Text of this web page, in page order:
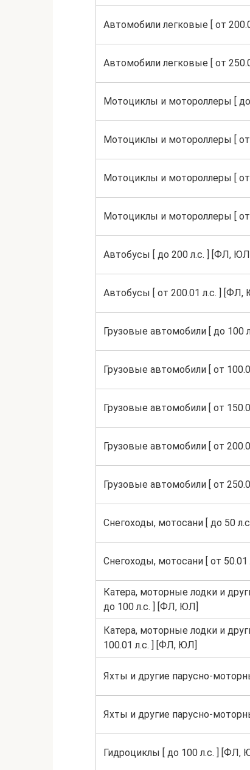
Автомобили легковые [ от
Автомобили легковые [ от
Мотоциклы и мотороллеры [
Мотоциклы и мотороллеры [
Мотоциклы и мотороллеры [
Мотоциклы и мотороллеры [
Автобусы [ до 200 л.с. ] [ФЛ,
Автобусы [ от 200.01 л.с. ] [ФЛ,
Грузовые автомобили [ до 100
Грузовые автомобили [ от
Грузовые автомобили [ от
Грузовые автомобили [ от
Грузовые автомобили [ от
Снегоходы, мотосани [ до 50
Снегоходы, мотосани [ от
Катера, моторные лодки и
до 100 л.с. ] [ФЛ, ЮЛ]
Катера, моторные лодки и
100.01 л.с. ] [ФЛ, ЮЛ]
Яхты и другие парусно-
Яхты и другие парусно-
Гидроциклы [ до 100 л.с. ] [ФЛ,